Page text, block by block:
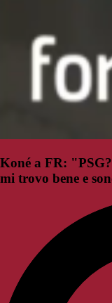
Koné a FR:
mi trovo bene e